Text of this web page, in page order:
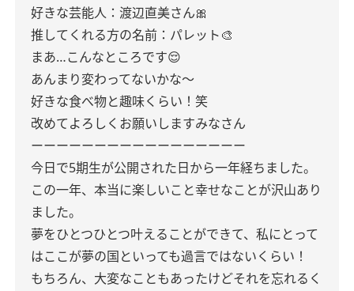
好きな芸能人：渡辺直美さん🎀
推してくれる方の名前：パレット🎨
まあ…こんなところです😌
あんまり変わってないかな〜
好きな食べ物と趣味くらい！笑
改めてよろしくお願いしますみなさん
ーーーーーーーーーーーーーーーーー
今日で5期生が公開された日から一年経ちました。
この一年、本当に楽しいこと幸せなことが沢山あり
ました。
夢をひとつひとつ叶えることができて、私にとって
はここが夢の国といっても過言ではないくらい！
もちろん、大変なこともあったけどそれを忘れるく